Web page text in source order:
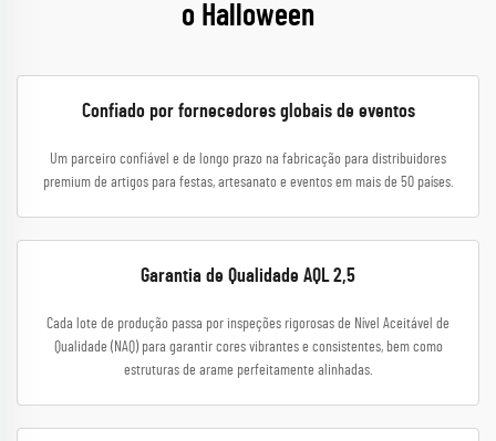
o Halloween
Confiado por fornecedores globais de eventos
Um parceiro confiável e de longo prazo na fabricação para distribuidores
premium de artigos para festas, artesanato e eventos em mais de 50 países.
Garantia de Qualidade AQL 2,5
Cada lote de produção passa por inspeções rigorosas de Nível Aceitável de
Qualidade (NAQ) para garantir cores vibrantes e consistentes, bem como
estruturas de arame perfeitamente alinhadas.